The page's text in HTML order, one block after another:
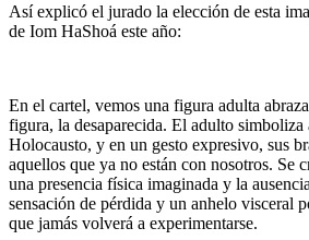
Así explicó el jurado la elección de esta
de Iom HaShoá este año:
En el cartel, vemos una figura adulta
figura, la desaparecida. El adulto
Holocausto, y en un gesto expresivo, sus
aquellos que ya no están con nosotros. Se
una presencia física imaginada y la
sensación de pérdida y un anhelo visceral
que jamás volverá a experimentarse.